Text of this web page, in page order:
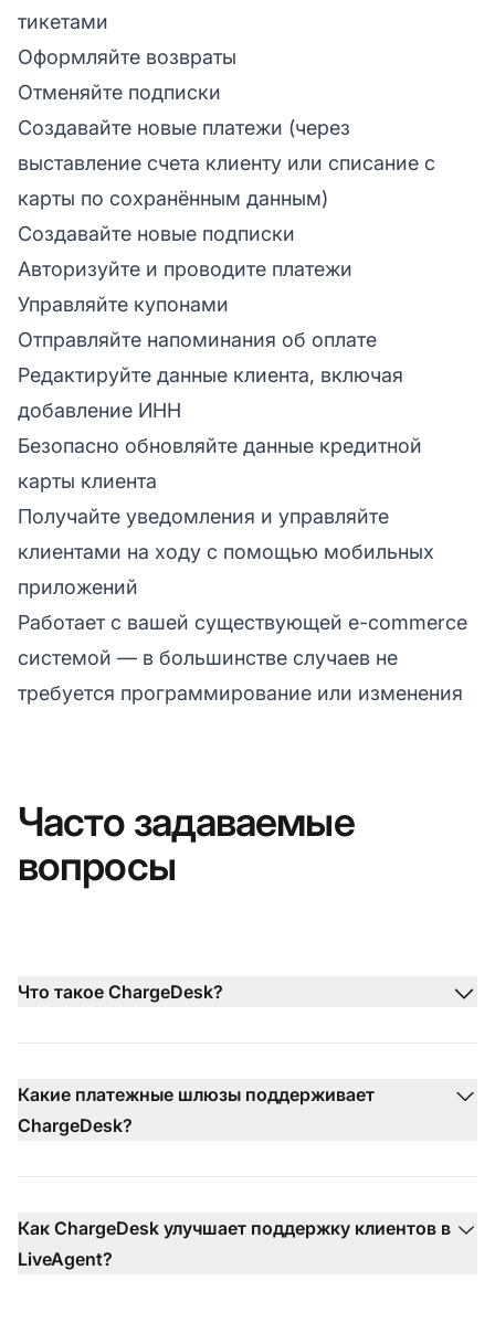
тикетами
Оформляйте возвраты
Отменяйте подписки
Создавайте новые платежи (через
выставление счета клиенту или списание с
карты по сохранённым данным)
Создавайте новые подписки
Авторизуйте и проводите платежи
Управляйте купонами
Отправляйте напоминания об оплате
Редактируйте данные клиента, включая
добавление ИНН
Безопасно обновляйте данные кредитной
карты клиента
Получайте уведомления и управляйте
клиентами на ходу с помощью мобильных
приложений
Работает с вашей существующей e-commerce
системой — в большинстве случаев не
требуется программирование или изменения
Часто задаваемые
вопросы
Что такое ChargeDesk?
Какие платежные шлюзы поддерживает
ChargeDesk?
Как ChargeDesk улучшает поддержку клиентов в
LiveAgent?